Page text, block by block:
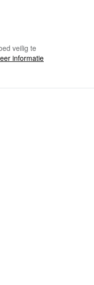
veilig te
informatie